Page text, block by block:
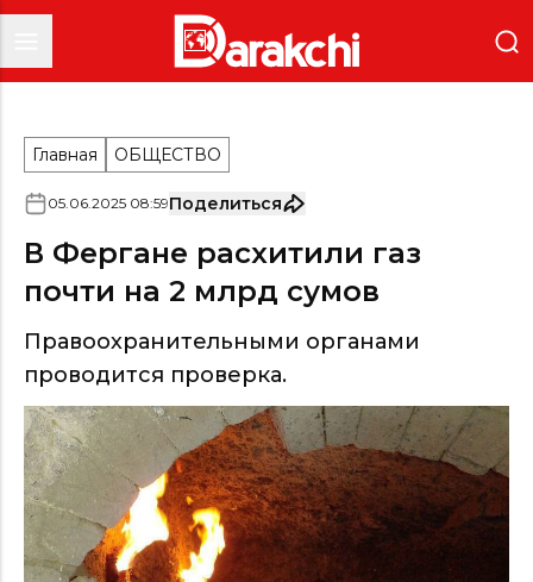
Главная ОБЩЕСТВО
05.06.2025 08:59Поделиться
В Фергане расхитили газ
почти на 2 млрд сумов
Правоохранительными органами
проводится проверка.